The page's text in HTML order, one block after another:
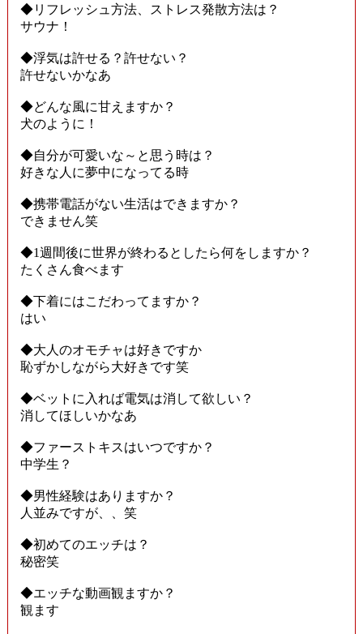
◆リフレッシュ方法、ストレス発散方法は？
サウナ！
◆浮気は許せる？許せない？
許せないかなあ
◆どんな風に甘えますか？
犬のように！
◆自分が可愛いな～と思う時は？
好きな人に夢中になってる時
◆携帯電話がない生活はできますか？
できません笑
◆1週間後に世界が終わるとしたら何をしますか？
たくさん食べます
◆下着にはこだわってますか？
はい
◆大人のオモチャは好きですか
恥ずかしながら大好きです笑
◆ベットに入れば電気は消して欲しい？
消してほしいかなあ
◆ファーストキスはいつですか？
中学生？
◆男性経験はありますか？
人並みですが、、笑
◆初めてのエッチは？
秘密笑
◆エッチな動画観ますか？
観ます